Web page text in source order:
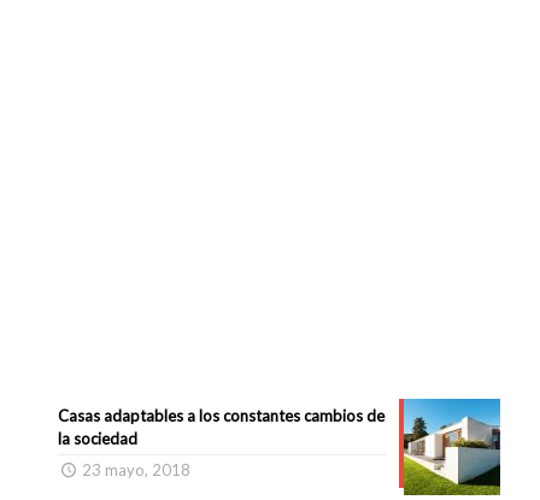
Casas adaptables a los constantes cambios de
la sociedad
23 mayo, 2018